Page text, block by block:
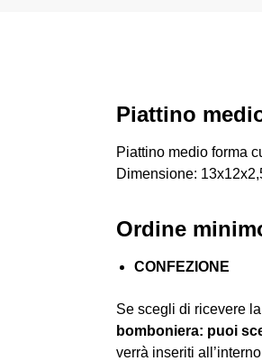
Piattino
Piattino medio forma
Dimensione:
Ordine
CONFEZIONE
Se scegli di ricevere
bomboniera: puoi
verrà inseriti